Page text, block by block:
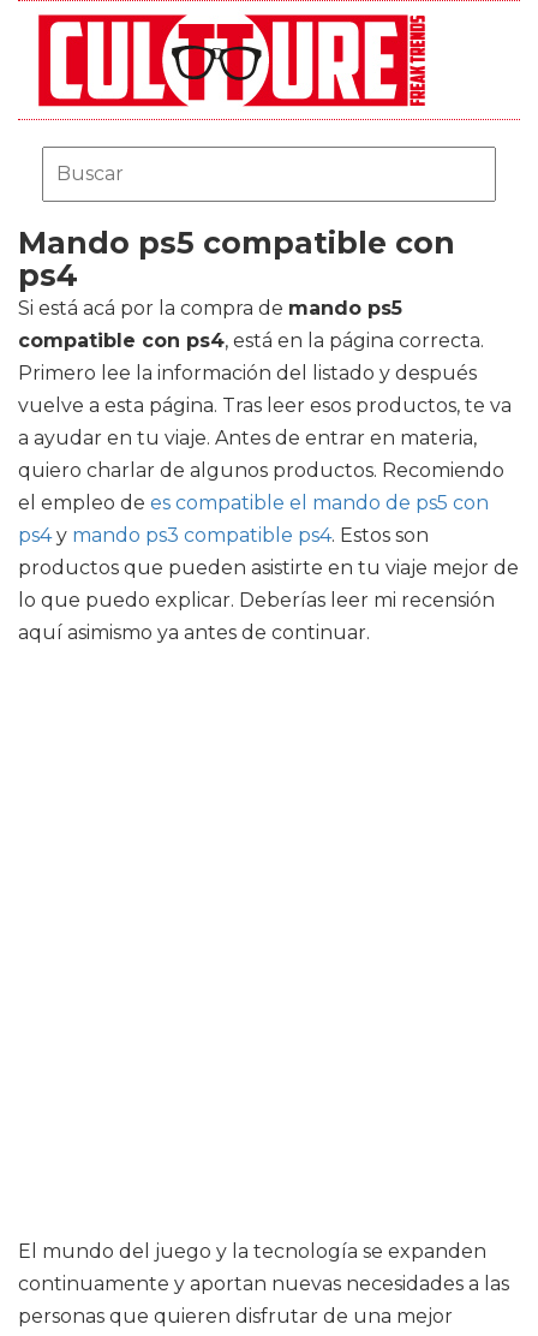
Mando ps5 compatible con
ps4
Si está acá por la compra de mando ps5
compatible con ps4, está en la página correcta.
Primero lee la información del listado y después
vuelve a esta página. Tras leer esos productos, te va
a ayudar en tu viaje. Antes de entrar en materia,
quiero charlar de algunos productos. Recomiendo
el empleo de es compatible el mando de ps5 con
ps4y mando ps3 compatible ps4. Estos son
productos que pueden asistirte en tu viaje mejor de
lo que puedo explicar. Deberías leer mi recensión
aquí asimismo ya antes de continuar.
El mundo del juego y la tecnología se expanden
continuamente y aportan nuevas necesidades a las
personas que quieren disfrutar de una mejor